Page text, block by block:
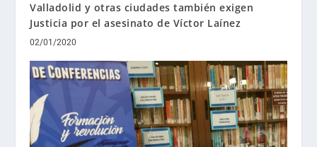
Valladolid y otras ciudades también exigen
Justicia por el asesinato de Víctor Laínez
02/01/2020